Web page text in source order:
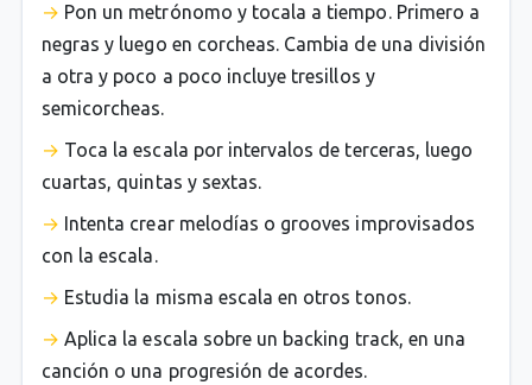
Pon un metrónomo y tocala a tiempo. Primero a
negras y luego en corcheas. Cambia de una división
a otra y poco a poco incluye tresillos y
semicorcheas.
Toca la escala por intervalos de terceras, luego
cuartas, quintas y sextas.
Intenta crear melodías o grooves improvisados
con la escala.
Estudia la misma escala en otros tonos.
Aplica la escala sobre un backing track, en una
canción o una progresión de acordes.